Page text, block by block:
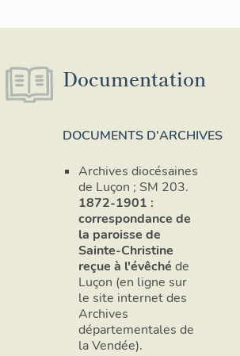
Documentation
DOCUMENTS D'ARCHIVES
Archives diocésaines
de Luçon ; SM 203.
1872-1901 :
correspondance de
la paroisse de
Sainte-Christine
reçue à l'évêché de
Luçon (en ligne sur
le site internet des
Archives
départementales de
la Vendée).